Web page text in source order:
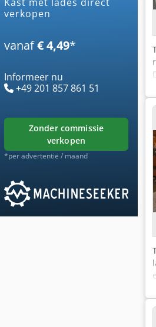
verkopen
vanaf€ 4,49*
Informeer nu
+49 201 857 861 51
zonder commissie
verkopen
*per advertentie / maand